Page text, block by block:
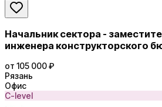
Начальник сектора -
инженера конструкторского
от 105 000 ₽
Рязань
Офис
C-level